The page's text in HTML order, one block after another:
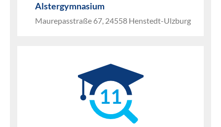
Alstergymnasium
Maurepasstraße 67, 24558 Henstedt-Ulzburg
11